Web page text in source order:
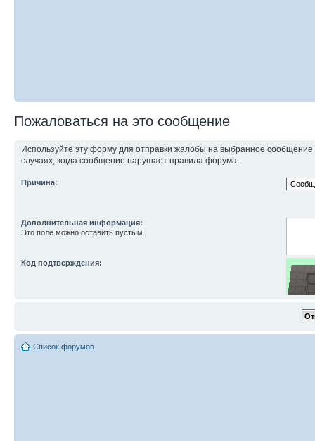
Пожаловаться на это сообщение
Используйте эту форму для отправки жалобы на выбранное
случаях, когда сообщение нарушает правила форума.
Причина:
Дополнительная информация:
Это поле можно оставить пустым.
Код подтверждения:
Список форумов